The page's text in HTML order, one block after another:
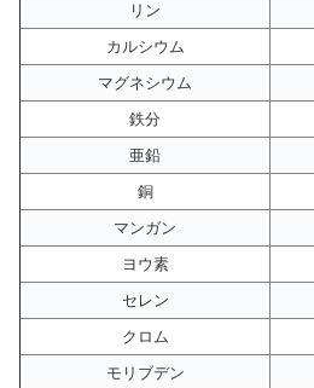
リン
カルシウム
マグネシウム
鉄分
亜鉛
銅
マンガン
ヨウ素
セレン
クロム
モリブデン